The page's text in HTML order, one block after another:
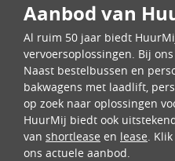
Aanbod van
Al ruim 50 jaar biedt
vervoersoplossingen. Bij
Naast bestelbussen en
bakwagens met laadlift,
op zoek naar oplossingen
HuurMij biedt ook
van shortlease en lease .
ons actuele aanbod.